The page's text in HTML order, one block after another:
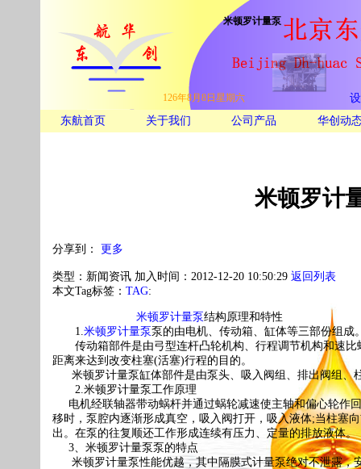
米顿罗计量泵
126年8月8日星期六
东航首页
关于我们 公司产品 华创动
米顿罗计
分享到： 更多
类型：新闻资讯 加入时间：2012-12-20 10:50:29 返回列表
本文Tag标签： TAG:
米顿罗计量泵结构原理和特性
1. 米顿罗计量泵泵的由电机、传动箱、缸体等三部份组成
传动箱部件是由弓型连杆凸轮机构、行程调节机构和速比
距离来达到改变柱塞(活塞)行程的目的。
米顿罗计量泵缸体部件是由泵头、吸入阀组、排出阀组、
2.米顿罗计量泵工作原理
电机经联轴器带动蜗杆并通过蜗轮减速使主轴和偏心轮作
移时，泵腔内逐渐形成真空，吸入阀打开，吸入液体;当柱塞
出。在泵的往复顺还工作形成连续有压力、定量的排放液体。
3、米顿罗计量泵泵的特点
米顿罗计量泵性能优越，其中隔膜式计量泵绝对不泄露，